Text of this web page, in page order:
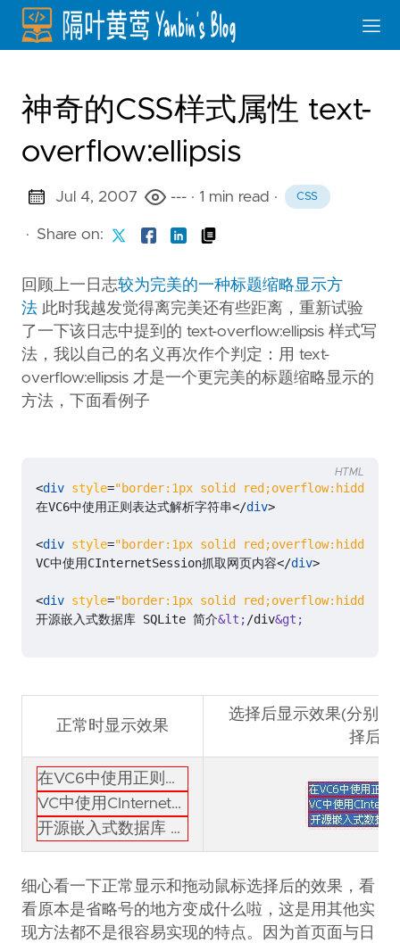
神奇的CSS样式属性 text-
overflow:ellipsis
Jul 4, 2007 --- · 1 min read · CSS
· Share on:
回顾上一日志较为完美的一种标题缩略显示方
法 此时我越发觉得离完美还有些距离，重新试验
了一下该日志中提到的 text-overflow:ellipsis 样式写
法，我以自己的名义再次作个判定：用 text-
overflow:ellipsis 才是一个更完美的标题缩略显示的
方法，下面看例子
<div style="border:1px solid
在VC6中使用正则表达式解析字符串</div>
<div style="border:1px solid
VC中使用CInternetSession抓取网页内容</div>
<div style="border:1px solid
开源嵌入式数据库 SQLite 简介&lt;/div&gt;
HTML
正常时显示效果
选择后显示效果(分别
择后效
在VC6中使用正则表达式解析字符串
VC中使用CInternetSession抓取网页内容
开源嵌入式数据库 SQLite 简介
细心看一下正常显示和拖动鼠标选择后的效果，看
看原本是省略号的地方变成什么啦，这是用其他实
现方法都不是很容易实现的特点。因为首页面与日